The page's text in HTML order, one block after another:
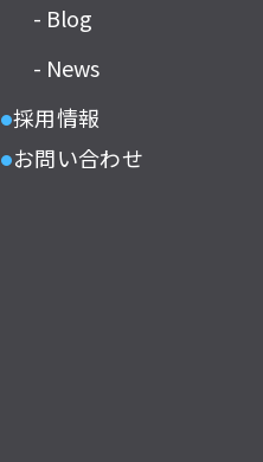
- Blog
- News
●採用情報
● お問い合わせ